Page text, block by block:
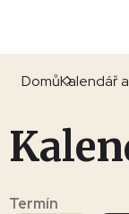
DomůKalendář
Termín